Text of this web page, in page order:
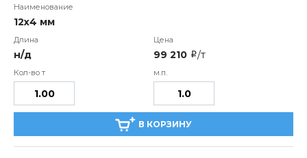
12х4 мм
н/д 99 210 i/т
В КОРЗИНУ